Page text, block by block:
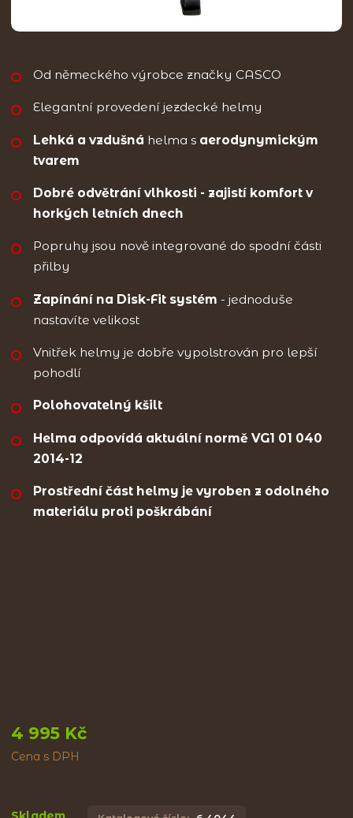
Od německého výrobce značky CASCO
Elegantní provedení jezdecké helmy
Lehká a vzdušná helma s aerodynymickým
tvarem
Dobré odvětrání vlhkosti - zajistí komfort v
horkých letních dnech
Popruhy jsou nově integrované do spodní části
přilby
Zapínání na Disk-Fit systém - jednoduše
nastavíte velikost
Vnitřek helmy je dobře vypolstrován pro lepší
pohodlí
Polohovatelný kšilt
Helma odpovídá aktuální normě VG1 01 040
2014-12
Prostřední část helmy je vyroben z odolného
materiálu proti poškrábání
4 995 Kč
Cena s DPH